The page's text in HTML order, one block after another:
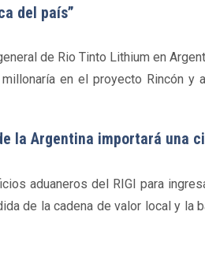
del país”
de Rio Tinto Lithium en
en el proyecto Rincón y
la Argentina importará una
aduaneros del RIGI para
de la cadena de valor local y la